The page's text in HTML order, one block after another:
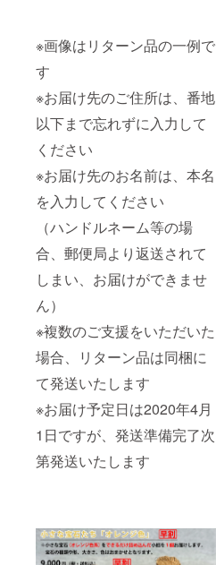
※画像はリターン品の一例で
す
※お届け先のご住所は、番地
以下まで忘れずに入力して
ください
※お届け先のお名前は、本名
を入力してください
（ハンドルネーム等の場
合、郵便局より返送されて
しまい、お届けができませ
ん）
※複数のご支援をいただいた
場合、リターン品は同梱に
て発送いたします
※お届け予定日は2020年4月
1日ですが、発送準備完了次
第発送いたします